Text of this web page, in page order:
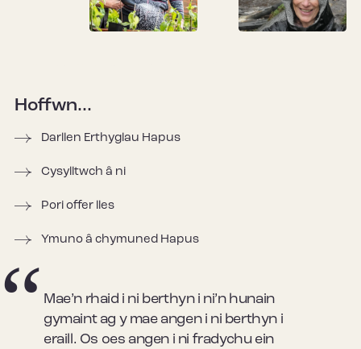
Hoffwn...
Darllen Erthyglau Hapus
Cysylltwch â ni
Pori offer lles
Ymuno â chymuned Hapus
Mae’n rhaid i ni berthyn i ni’n hunain
gymaint ag y mae angen i ni berthyn i
eraill. Os oes angen i ni fradychu ein